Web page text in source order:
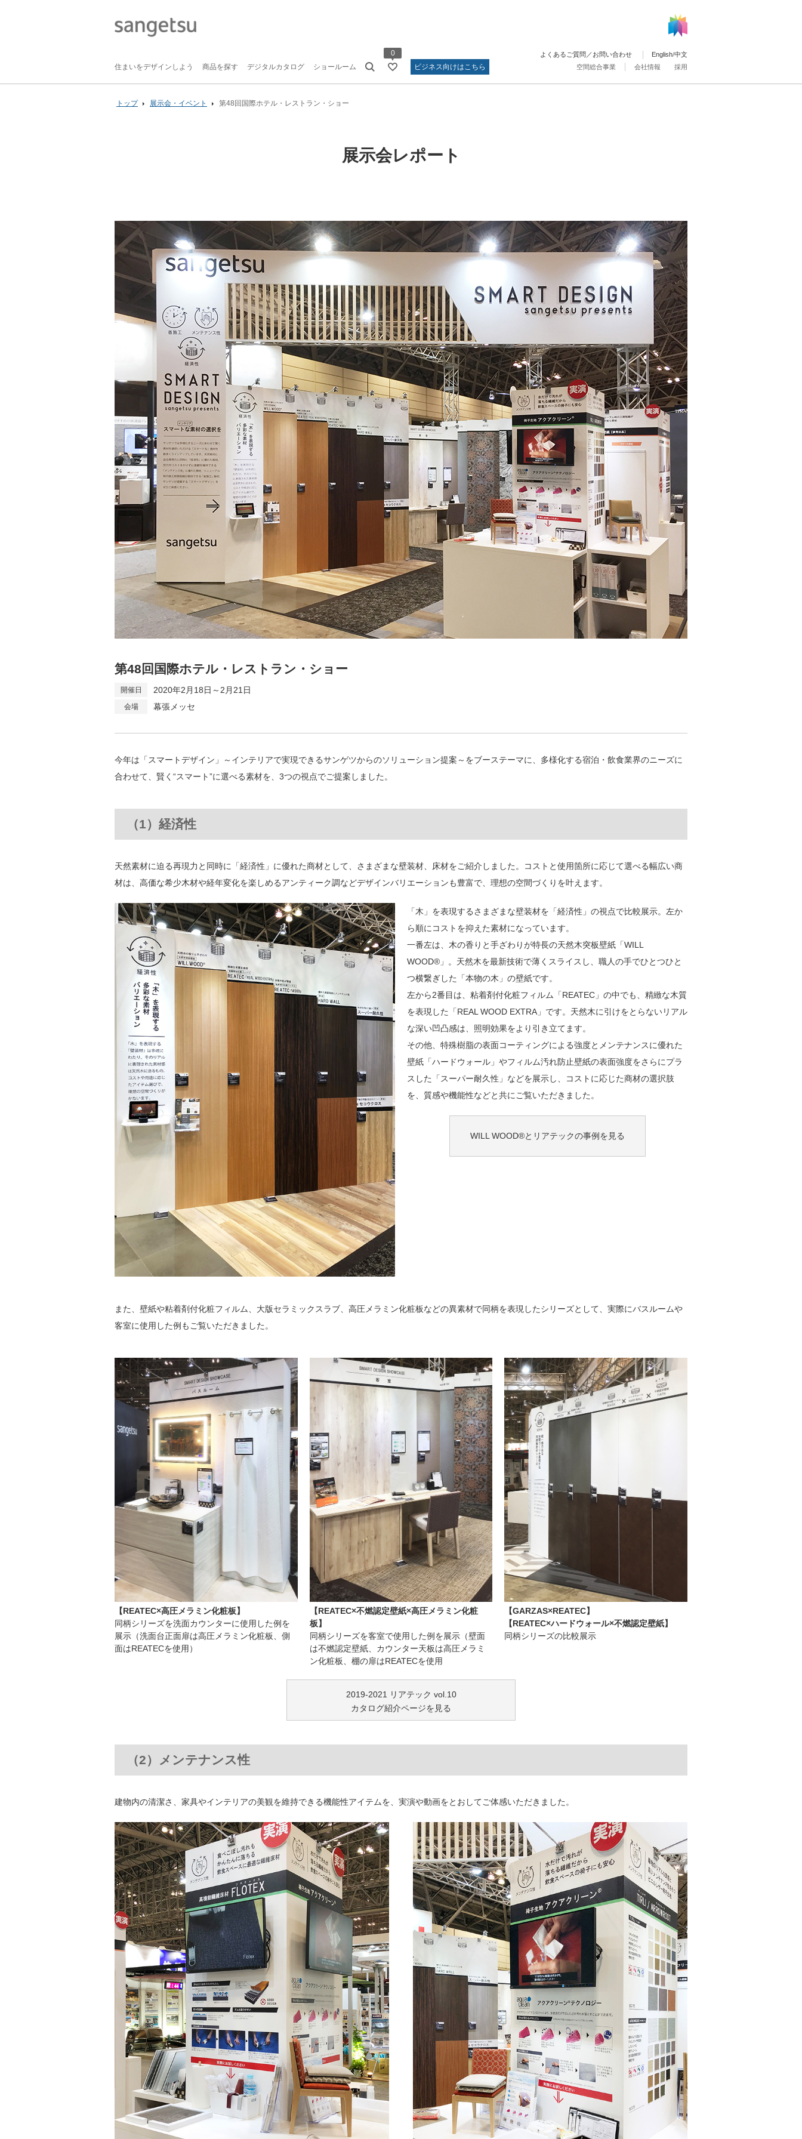
住まいをデザインしよう 商品を探す デジタルカタログ ショールーム
0
ビジネス向けはこちら
空間総合事業 会社情報 採用
よくあるご質問／お問い合わせ English/中文
トップ 展示会・イベント 第48回国際ホテル・レストラン・ショー
展示会レポート
第48回国際ホテル・レストラン・ショー
2020年2月18日～2月21日
幕張メッセ
今年は「スマートデザイン」～インテリアで実現できるサンゲツからのソリューション提案～をブーステーマに、多様化する宿泊・飲食業界のニーズに
合わせて、賢く“スマート”に選べる素材を、3つの視点でご提案しました。
（1）経済性
天然素材に迫る再現力と同時に「経済性」に優れた商材として、さまざまな壁装材、床材をご紹介しました。コストと使用箇所に応じて選べる幅広い商
材は、高価な希少木材や経年変化を楽しめるアンティーク調などデザインバリエーションも豊富で、理想の空間づくりを叶えます。
「木」を表現するさまざまな壁装材を「経済性」の視点で比較展示。左か
ら順にコストを抑えた素材になっています。
一番左は、木の香りと手ざわりが特長の天然木突板壁紙「WILL
WOOD®」。天然木を最新技術で薄くスライスし、職人の手でひとつひと
つ横繋ぎした「本物の木」の壁紙です。
左から2番目は、粘着剤付化粧フィルム「REATEC」の中でも、精緻な木質
を表現した「REAL WOOD EXTRA」です。天然木に引けをとらないリアル
な深い凹凸感は、照明効果をより引き立てます。
その他、特殊樹脂の表面コーティングによる強度とメンテナンスに優れた
壁紙「ハードウォール」やフィルム汚れ防止壁紙の表面強度をさらにプラ
スした「スーパー耐久性」などを展示し、コストに応じた商材の選択肢
を、質感や機能性などと共にご覧いただきました。
WILL WOOD®とリアテックの事例を見る
また、壁紙や粘着剤付化粧フィルム、大版セラミックスラブ、高圧メラミン化粧板などの異素材で同柄を表現したシリーズとして、実際にバスルームや
客室に使用した例もご覧いただきました。
【REATEC×高圧メラミン化粧板】
同柄シリーズを洗面カウンターに使用した例を
展示（洗面台正面扉は高圧メラミン化粧板、側
面はREATECを使用）
【REATEC×不燃認定壁紙×高圧メラミン化粧
板】
同柄シリーズを客室で使用した例を展示（壁面
は不燃認定壁紙、カウンター天板は高圧メラミ
ン化粧板、棚の扉はREATECを使用
【GARZAS×REATEC】
【REATEC×ハードウォール×不燃認定壁紙】
同柄シリーズの比較展示
2019-2021 リアテック vol.10
カタログ紹介ページを見る
（2）メンテナンス性
建物内の清潔さ、家具やインテリアの美観を維持できる機能性アイテムを、実演や動画をとおしてご体感いただきました。